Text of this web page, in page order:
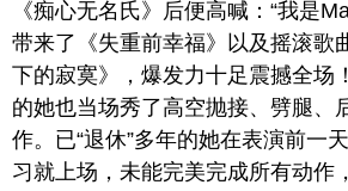
《痴心无名氏》后便高喊：“我是
带来了《失重前幸福》以及摇滚歌
下的寂寞》，爆发力十足震撼全场
的她也当场秀了高空抛接、劈腿、
作。已“退休”多年的她在表演前一
习就上场，未能完美完成所有动作